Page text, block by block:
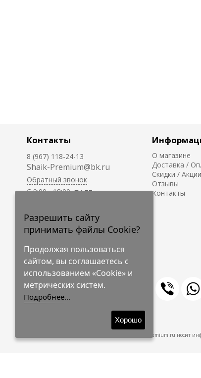
Контакты
8 (967) 118-24-13
Shaik-Premium@bk.ru
Обратный звонок
C 9:00 - 18:00, пн-пт
круглосуточно.
О магазине
Доставка /
Скидки / Акции
Отзывы
Контакты
© 2009-2026 Shaik-Premium
Shaik-Premium.ru носит
Разрешить сайту
принимать файлы Cookie?
Продолжая пользоваться
сайтом, вы соглашаетесь с
использованием «Cookie» и
метрических систем.
Подробнее...
Хорошо